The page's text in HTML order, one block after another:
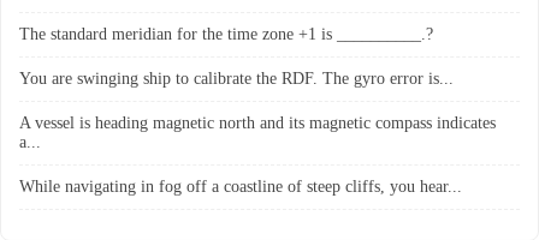
The standard meridian for the time zone +1 is __________.?
You are swinging ship to calibrate the RDF. The gyro error is...
A vessel is heading magnetic north and its magnetic compass indicates
a...
While navigating in fog off a coastline of steep cliffs, you hear...